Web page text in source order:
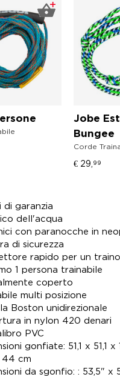
Jobe
Bungee
Corde
€ 29, 99
di garanzia
dell'acqua
con paranocche in
di sicurezza
rapido per un
1 persona trainabile
coperto
multi posizione
Boston unidirezionale
in nylon 420 denari
PVC
gonfiate: 51,1 x 51,1 x 17,3"
44 cm
da sgonfio: : 53,5" x